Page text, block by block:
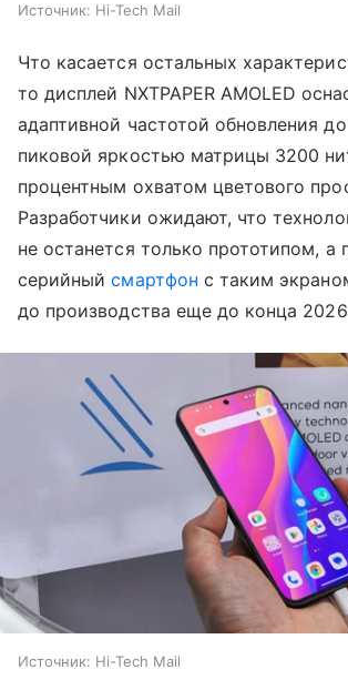
Источник: Hi-Tech Mail
Что касается остальных
то дисплей NXTPAPER AMOLED
адаптивной частотой обновления
пиковой яркостью матрицы 3200
процентным охватом цветового
Разработчики ожидают, что
не останется только прототипом, а
серийныйсмартфон с таким
до производства еще до конца
Источник: Hi-Tech Mail